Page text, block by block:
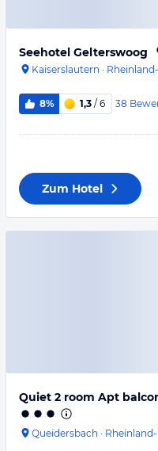
Seehotel Gelterswoog
Kaiserslautern ·
8% 1,3 / 6 38
Zum Hotel
Quiet 2 room Apt
Queidersbach ·